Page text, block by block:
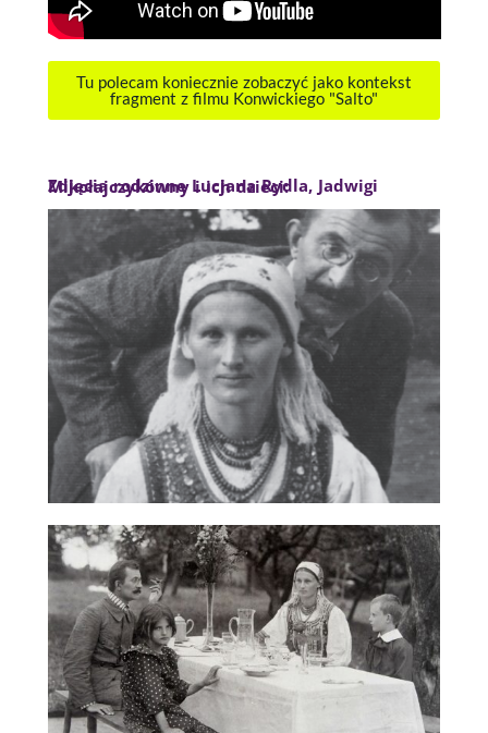
Tu polecam koniecznie zobaczyć jako kontekst
fragment z filmu Konwickiego "Salto"
Zdjęcia rodzinne Lucjana Rydla, Jadwigi Mikołajczykówny i ich dzieci: